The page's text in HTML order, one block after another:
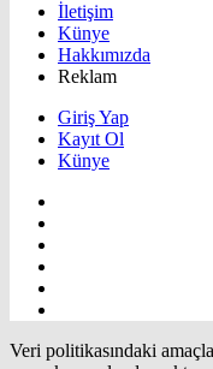
İletişim
Künye
Hakkımızda
Reklam
Giriş Yap
Kayıt Ol
Künye
Veri politikasındaki